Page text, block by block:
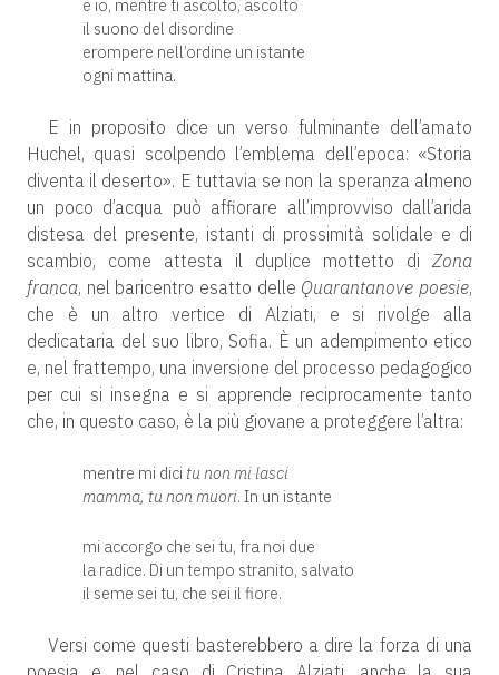
e io, mentre ti ascolto, ascolto
il suono del disordine
erompere nell’ordine un istante
ogni mattina.
E in proposito dice un verso fulminante dell’amato
Huchel, quasi scolpendo l’emblema dell’epoca: «Storia
diventa il deserto». E tuttavia se non la speranza almeno
un poco d’acqua può affiorare all’improvviso dall’arida
distesa del presente, istanti di prossimità solidale e di
scambio, come attesta il duplice mottetto diZona
franca, nel baricentro esatto delle Quarantanove poesie,
che è un altro vertice di Alziati, e si rivolge alla
dedicataria del suo libro, Sofia. È un adempimento etico
e, nel frattempo, una inversione del processo pedagogico
per cui si insegna e si apprende reciprocamente tanto
che, in questo caso, è la più giovane a proteggere l’altra:
mentre mi dici tu non mi lasci
mamma, tu non muori. In un istante
mi accorgo che sei tu, fra noi due
la radice. Di un tempo stranito, salvato
il seme sei tu, che sei il fiore.
Versi come questi basterebbero a dire la forza di una